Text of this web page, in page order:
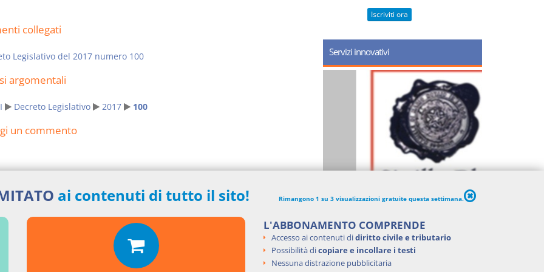
collegati
Legislativo del 2017 numero 100
argomentali
Decreto Legislativo 2017 100
un commento
Iscriviti ora
Servizi innovativi
ai contenuti di tutto il sito! Rimangono 1 su 3 visualizzazioni gratuite questa settimana.
L'ABBONAMENTO COMPRENDE
Accesso ai contenuti didiritto civile e tributario
Possibilità dicopiare e incollare i testi
Nessuna distrazione pubblicitaria